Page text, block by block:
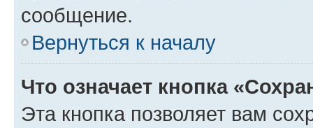
сообщение.
Вернуться к началу
Что означает кнопка
Эта кнопка позволяет вам